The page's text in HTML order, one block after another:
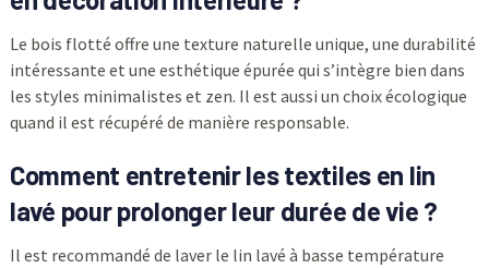
Le bois flotté offre une texture naturelle unique, une durabilité
intéressante et une esthétique épurée qui s’intègre bien dans
les styles minimalistes et zen. Il est aussi un choix écologique
quand il est récupéré de manière responsable.
Comment entretenir les textiles en lin
lavé pour prolonger leur durée de vie ?
Il est recommandé de laver le lin lavé à basse température